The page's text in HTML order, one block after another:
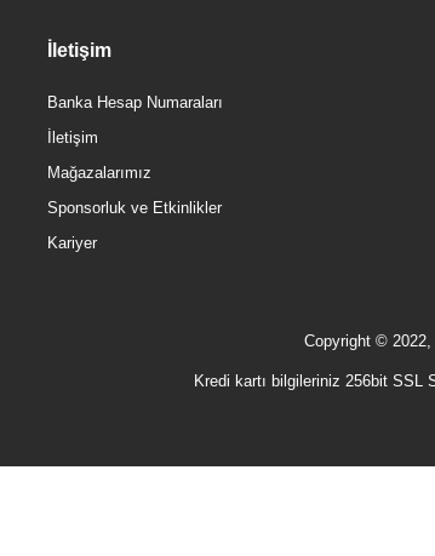
İletişim
Banka Hesap Numaraları
İletişim
Mağazalarımız
Sponsorluk ve Etkinlikler
Kariyer
Copyright © 2022,
Kredi kartı bilgileriniz 256bit SSL